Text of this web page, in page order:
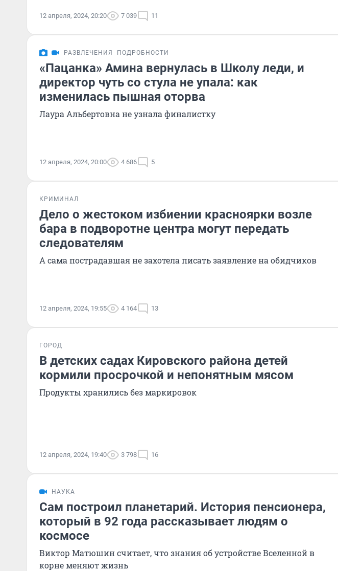
12 апреля, 2024, 20:20 7 039 11
РАЗВЛЕЧЕНИЯ ПОДРОБНОСТИ
«Пацанка» Амина вернулась в Школу леди, и
директор чуть со стула не упала: как
изменилась пышная оторва
Лаура Альбертовна не узнала финалистку
12 апреля, 2024, 20:00 4 686 5
КРИМИНАЛ
Дело о жестоком избиении красноярки возле
бара в подворотне центра могут передать
следователям
А сама пострадавшая не захотела писать заявление на обидчиков
12 апреля, 2024, 19:55 4 164 13
ГОРОД
В детских садах Кировского района детей
кормили просрочкой и непонятным мясом
Продукты хранились без маркировок
12 апреля, 2024, 19:40 3 798 16
НАУКА
Сам построил планетарий. История пенсионера,
который в 92 года рассказывает людям о
космосе
Виктор Матюшин считает, что знания об устройстве Вселенной в
корне меняют жизнь